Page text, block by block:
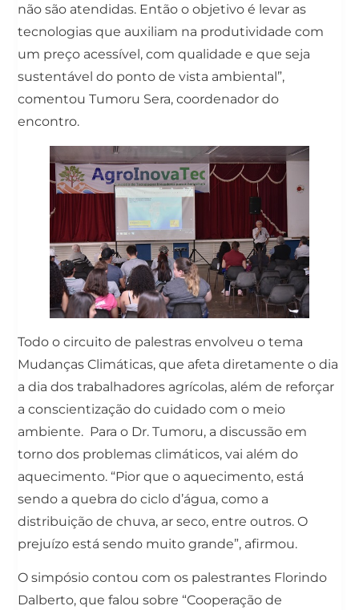
não são atendidas. Então o objetivo é levar as
tecnologias que auxiliam na produtividade com
um preço acessível, com qualidade e que seja
sustentável do ponto de vista ambiental”,
comentou Tumoru Sera, coordenador do
encontro.
Todo o circuito de palestras envolveu o tema
Mudanças Climáticas, que afeta diretamente o dia
a dia dos trabalhadores agrícolas, além de reforçar
a conscientização do cuidado com o meio
ambiente. Para o Dr. Tumoru, a discussão em
torno dos problemas climáticos, vai além do
aquecimento. “Pior que o aquecimento, está
sendo a quebra do ciclo d’água, como a
distribuição de chuva, ar seco, entre outros. O
prejuízo está sendo muito grande”, afirmou.
O simpósio contou com os palestrantes Florindo
Dalberto, que falou sobre “Cooperação de